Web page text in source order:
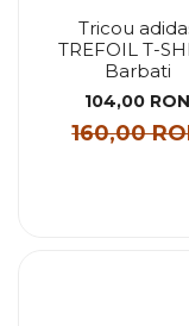
Tricou
TREFOIL T-
Barbati
104,00 RON
160,00